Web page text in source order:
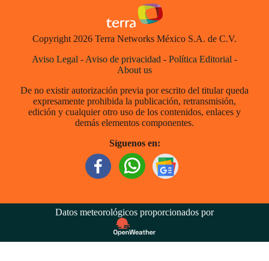
Copyright 2026 Terra Networks México S.A. de C.V.
Aviso Legal - Aviso de privacidad - Política Editorial -
About us
De no existir autorización previa por escrito del titular queda
expresamente prohibida la publicación, retransmisión,
edición y cualquier otro uso de los contenidos, enlaces y
demás elementos componentes.
Síguenos en:
Datos meteorológicos proporcionados por